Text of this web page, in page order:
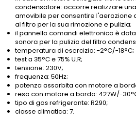
condensatore: occorre realizzare
amovibile per consentire l'aerazione
al filtro per la sua rimozione e pulizia;
il pannello comandi elettronico è
sonora per la pulizia del filtro
temperatura di esercizio: -2°C/-18°C;
test a 35°C e 75% U.R;
tensione: 230V;
frequenza: 50Hz;
potenza assorbita con motore a
resa con motore a bordo: 427W/-
tipo di gas refrigerante: R290;
classe climatica: 7.